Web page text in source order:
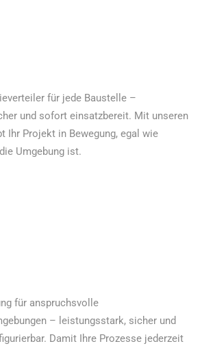
für jede Baustelle –
und sofort einsatzbereit. Mit unseren
Ihr Projekt in Bewegung, egal wie
Umgebung ist.
für anspruchsvolle
– leistungsstark, sicher und
Damit Ihre Prozesse jederzeit